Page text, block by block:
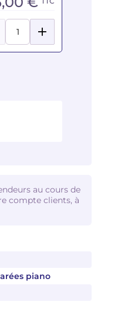
piano
au cours de
compte clients, à